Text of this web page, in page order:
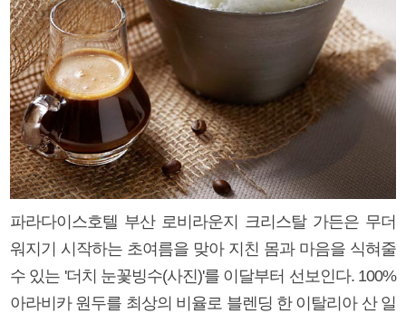
파라다이스호텔 부산 로비라운지 크리스탈 가든은 무더
워지기 시작하는 초여름을 맞아 지친 몸과 마음을 식혀줄
수 있는 '더치 눈꽃빙수(사진)'를 이달부터 선보인다. 100%
아라비카 원두를 최상의 비율로 블렌딩 한 이탈리아 산 일